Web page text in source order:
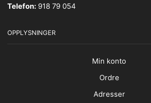
Telefon: 918 79 054
OPPLYSNINGER
Min konto
Ordre
Adresser